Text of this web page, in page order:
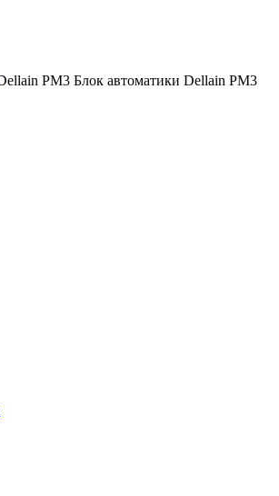
Блок автоматики Dellain PM3